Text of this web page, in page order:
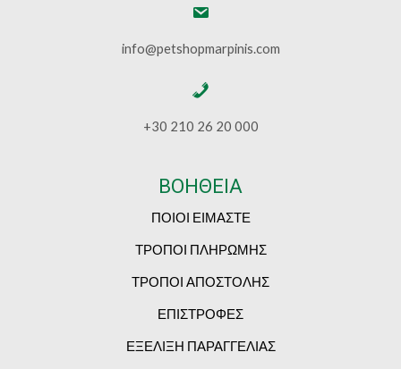
info@petshopmarpinis.com
+30 210 26 20 000
ΒΟΗΘΕΙΑ
ΠΟΙΟΙ ΕΙΜΑΣΤΕ
ΤΡΟΠΟΙ ΠΛΗΡΩΜΗΣ
ΤΡΟΠΟΙ ΑΠΟΣΤΟΛΗΣ
ΕΠΙΣΤΡΟΦΕΣ
ΕΞΕΛΙΞΗ ΠΑΡΑΓΓΕΛΙΑΣ